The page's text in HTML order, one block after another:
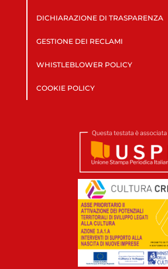
DICHIARAZIONE DI TRASPARENZA
GESTIONE DEI RECLAMI
WHISTLEBLOWER POLICY
COOKIE POLICY